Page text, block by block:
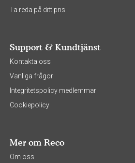
Ta reda på ditt pris
Support & Kundtjänst
Kontakta oss
Vanliga frågor
Integritetspolicy medlemmar
Cookiepolicy
Mer om Reco
Om oss